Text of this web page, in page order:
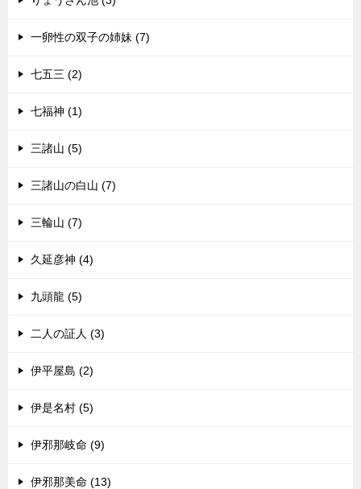
一卵性の双子の姉妹 (7)
七五三 (2)
七福神 (1)
三諸山 (5)
三諸山の白山 (7)
三輪山 (7)
久延彦神 (4)
九頭龍 (5)
二人の証人 (3)
伊平屋島 (2)
伊是名村 (5)
伊邪那岐命 (9)
伊邪那美命 (13)